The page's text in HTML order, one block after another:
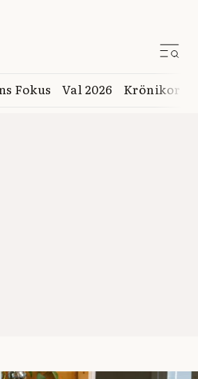
Fokus Val 2026 Krönikor